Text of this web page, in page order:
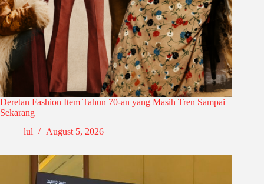
Deretan Fashion Item Tahun 70-an yang Masih Tren Sampai
Sekarang
lul
August 5, 2026